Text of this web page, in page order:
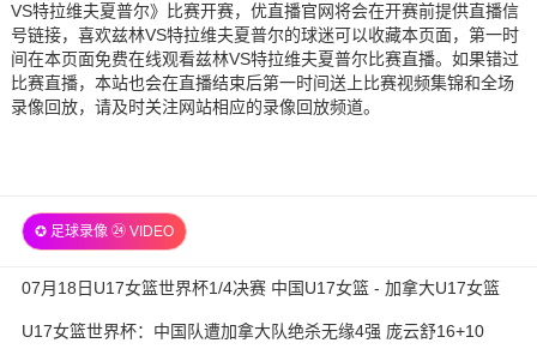
VS特拉维夫夏普尔》比赛开赛，优直播官网将会在开赛前提供直播信
号链接，喜欢兹林VS特拉维夫夏普尔的球迷可以收藏本页面，第一时
间在本页面免费在线观看兹林VS特拉维夫夏普尔比赛直播。如果错过
比赛直播，本站也会在直播结束后第一时间送上比赛视频集锦和全场
录像回放，请及时关注网站相应的录像回放频道。
✪ 足球录像 ㉔ VIDEO
07月18日U17女篮世界杯1/4决赛 中国U17女篮 - 加拿大U17女篮
U17女篮世界杯：中国队遭加拿大队绝杀无缘4强 庞云舒16+10